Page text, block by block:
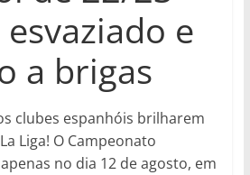
e
a brigas
clubes espanhóis brilharem
Liga! O Campeonato
no dia 12 de agosto, em